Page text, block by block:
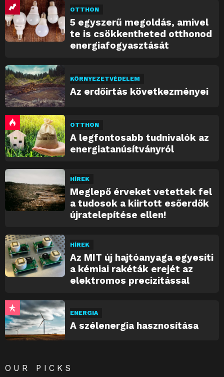
OTTHON
5 egyszerű megoldás, amivel
te is csökkentheted otthonod
energiafogyasztását
KÖRNYEZETVÉDELEM
Az erdőirtás következményei
OTTHON
A legfontosabb tudnivalók az
energiatanúsítványról
HÍREK
Meglepő érveket vetettek fel
a tudosok a kiirtott esőerdők
újratelepítése ellen!
HÍREK
Az MIT új hajtóanyaga egyesíti
a kémiai rakéták erejét az
elektromos precizitással
ENERGIA
A szélenergia hasznosítása
OUR PICKS